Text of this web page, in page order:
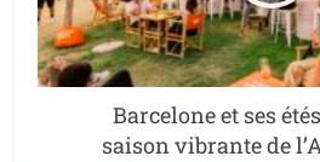
Barcelone et ses
saison vibrante de